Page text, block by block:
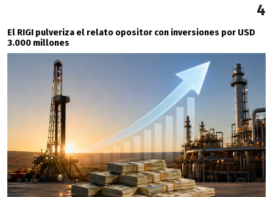
4
El RIGI pulveriza el relato opositor con inversiones por USD
3.000 millones